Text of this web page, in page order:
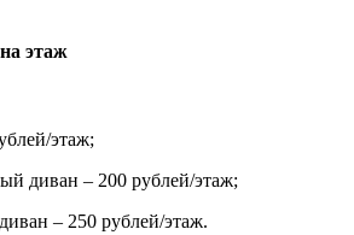
этаж
этаж;
диван – 200 рублей/этаж;
– 250 рублей/этаж.